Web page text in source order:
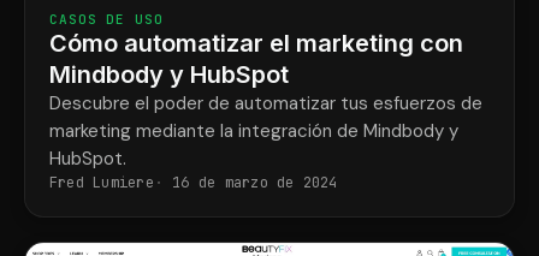
CASOS DE USO
Cómo automatizar el marketing con
Mindbody y HubSpot
Descubre el poder de automatizar tus esfuerzos de
marketing mediante la integración de Mindbody y
HubSpot.
Fred Lumiere 16 de marzo de 2024